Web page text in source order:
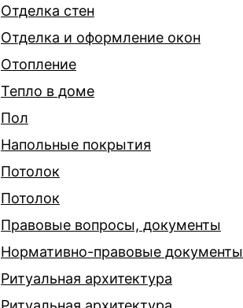
Отделка стен
Отделка и оформление окон
Отопление
Тепло в доме
Пол
Напольные покрытия
Потолок
Потолок
Правовые вопросы, документы
Нормативно-правовые документы
Ритуальная архитектура